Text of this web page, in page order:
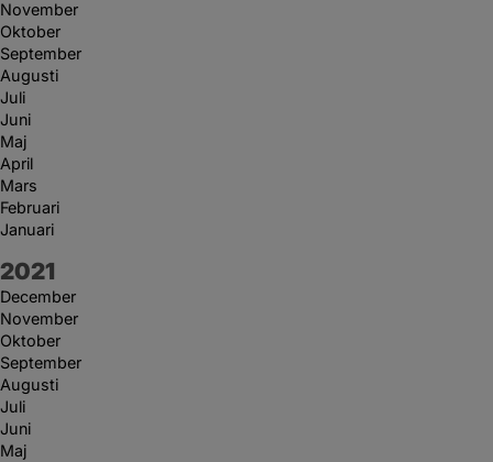
November
Oktober
September
Augusti
Juli
Juni
Maj
April
Mars
Februari
Januari
År:
2021
December
November
Oktober
September
Augusti
Juli
Juni
Maj